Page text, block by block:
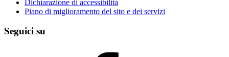
Dichiarazione di accessibilità
Piano di miglioramento del sito e dei servizi
Seguici su